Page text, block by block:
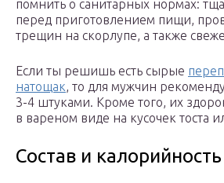
помнить о санитарных нормах:
перед приготовлением пищи,
трещин на скорлупе, а также
Если ты решишь есть сырые
натощак, то для мужчин
3-4 штуками. Кроме того, их
в вареном виде на кусочек тоста
Состав и